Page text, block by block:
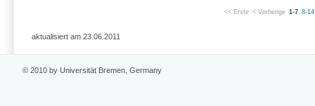
<< Erste < Vorherige 1-7 8-14
aktualisiert am 23.06.2011
© 2010 by Universität Bremen, Germany